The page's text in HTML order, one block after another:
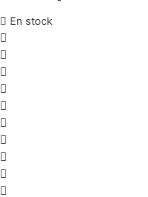
En stock